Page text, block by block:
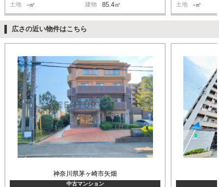
土地 -㎡ 建物 85.4㎡ 土地 -㎡
広さの近い物件はこちら
神奈川県茅ヶ崎市矢畑
中古マンション